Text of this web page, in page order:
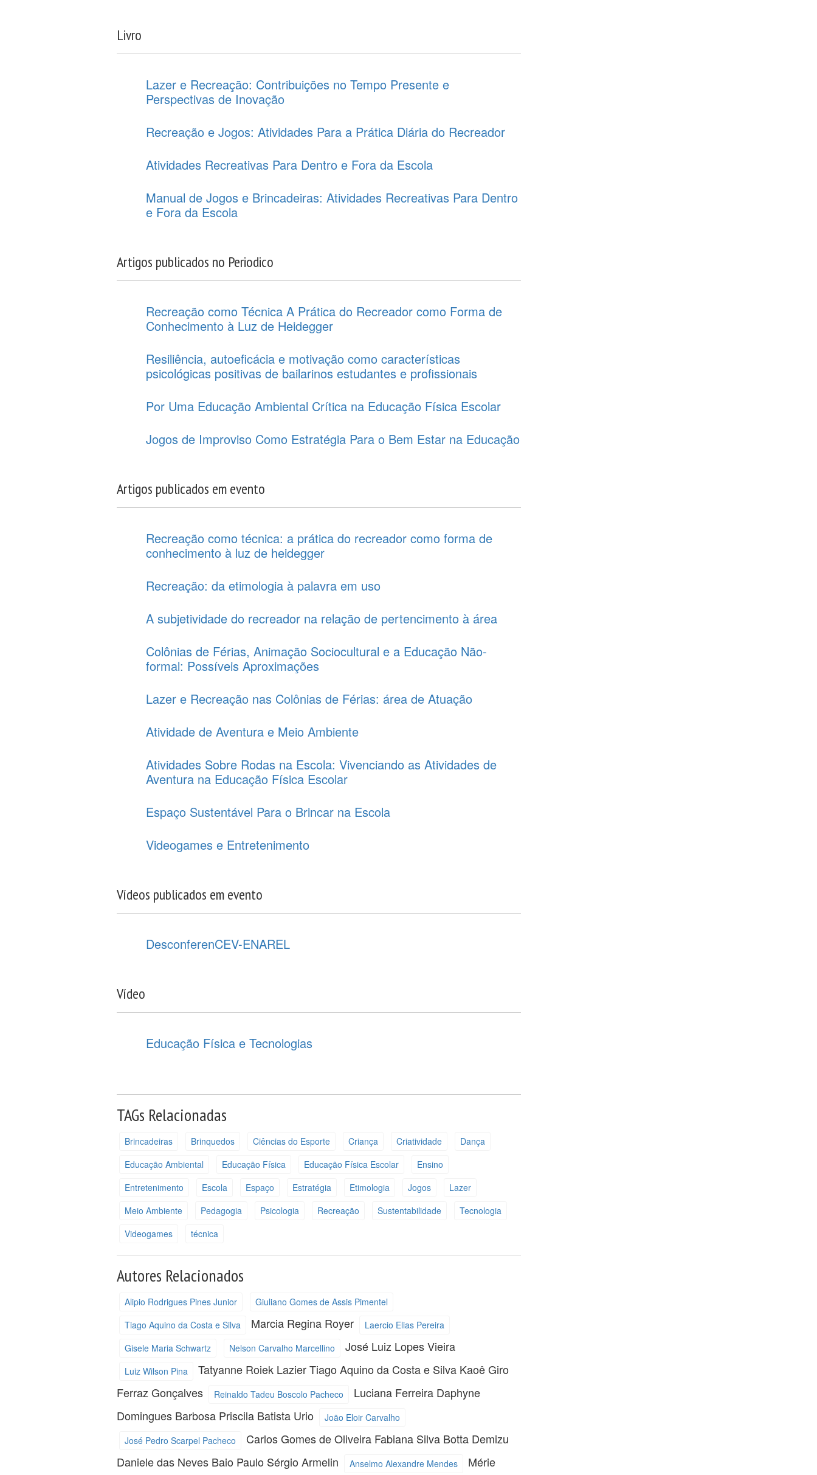
Livro
Lazer e Recreação: Contribuições no Tempo Presente e
Perspectivas de Inovação
Recreação e Jogos: Atividades Para a Prática Diária do Recreador
Atividades Recreativas Para Dentro e Fora da Escola
Manual de Jogos e Brincadeiras: Atividades Recreativas Para Dentro
e Fora da Escola
Artigos publicados no Periodico
Recreação como Técnica A Prática do Recreador como Forma de
Conhecimento à Luz de Heidegger
Resiliência, autoeficácia e motivação como características
psicológicas positivas de bailarinos estudantes e profissionais
Por Uma Educação Ambiental Crítica na Educação Física Escolar
Jogos de Improviso Como Estratégia Para o Bem Estar na Educação
Artigos publicados em evento
Recreação como técnica: a prática do recreador como forma de
conhecimento à luz de heidegger
Recreação: da etimologia à palavra em uso
A subjetividade do recreador na relação de pertencimento à área
Colônias de Férias, Animação Sociocultural e a Educação Não-
formal: Possíveis Aproximações
Lazer e Recreação nas Colônias de Férias: área de Atuação
Atividade de Aventura e Meio Ambiente
Atividades Sobre Rodas na Escola: Vivenciando as Atividades de
Aventura na Educação Física Escolar
Espaço Sustentável Para o Brincar na Escola
Videogames e Entretenimento
Vídeos publicados em evento
DesconferenCEV-ENAREL
Vídeo
Educação Física e Tecnologias
TAGs Relacionadas
Brincadeiras Brinquedos Ciências do Esporte Criança Criatividade
Dança
Educação Ambiental
Educação Física Educação Física Escolar
Ensino
Entretenimento
Escola Espaço Estratégia Etimologia Jogos
Lazer
Meio Ambiente
Pedagogia Psicologia Recreação Sustentabilidade
Tecnologia
Videogames
técnica
Autores Relacionados
Alipio Rodrigues Pines Junior
Giuliano Gomes de Assis Pimentel
Tiago Aquino da Costa e Silva
Marcia Regina Royer
Laercio Elias Pereira
Gisele Maria Schwartz
Nelson Carvalho Marcellino José Luiz Lopes Vieira
Luiz Wilson Pina Tatyanne Roiek LazierTiago Aquino da Costa e Silva Kaoê Giro
Ferraz Gonçalves
Reinaldo Tadeu Boscolo Pacheco Luciana Ferreira Daphyne
Domingues Barbosa Priscila Batista Urio
João Eloir Carvalho
José Pedro Scarpel Pacheco
Carlos Gomes de Oliveira Fabiana Silva Botta Demizu
Daniele das Neves Baio Paulo Sérgio Armelin Anselmo Alexandre Mendes
Mérie